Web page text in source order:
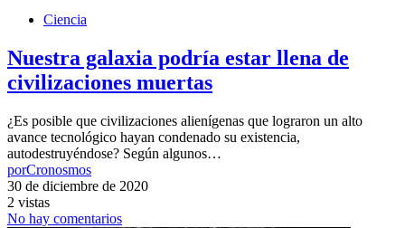
Ciencia
Nuestra galaxia podría estar llena de
civilizaciones muertas
¿Es posible que civilizaciones alienígenas que lograron un alto
avance tecnológico hayan condenado su existencia,
autodestruyéndose? Según algunos…
porCronosmos
30 de diciembre de 2020
2 vistas
No hay comentarios